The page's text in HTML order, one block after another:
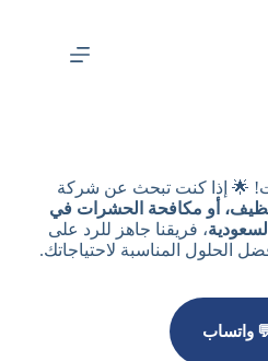
🌟 إذا كنت تبحث عن شركة
أو مكافحة الحشرات في
، فريقنا جاهز للرد على
الحلول المناسبة لاحتياجاتك.
واتساب